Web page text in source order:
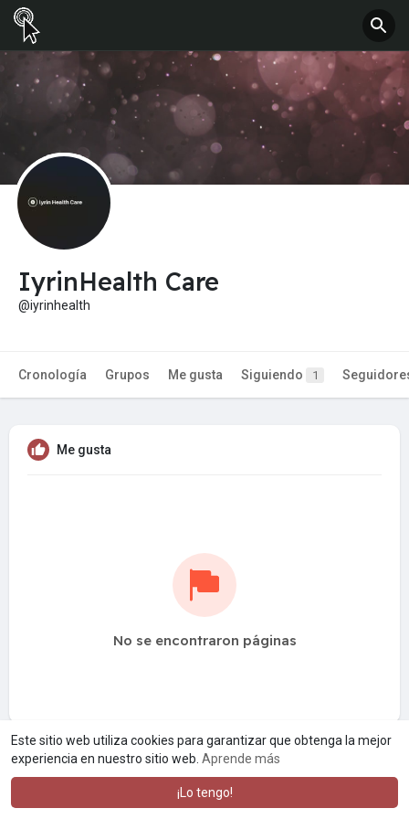
Este sitio web utiliza cookies para garantizar que obtenga la mejor
experiencia en nuestro sitio web. Aprende más
¡Lo tengo!
IyrinHealth Care
@iyrinhealth
Cronología Grupos Me gusta Siguiendo 1
Me gusta
No se encontraron páginas